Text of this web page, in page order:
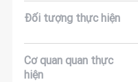
Đối tượng thực hiện
Cơ quan quan thực
hiện